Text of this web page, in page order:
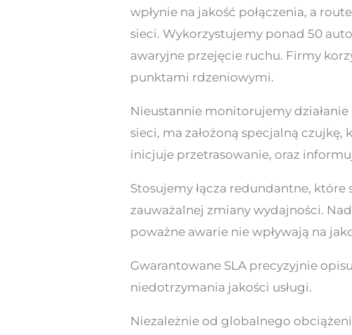
wpłynie na jakość połączenia, a
sieci. Wykorzystujemy ponad 50
awaryjne przejęcie ruchu. Firmy
punktami rdzeniowymi.
Nieustannie monitorujemy
sieci, ma założoną specjalną
inicjuje przetrasowanie, oraz
Stosujemy łącza redundantne,
zauważalnej zmiany wydajności.
poważne awarie nie wpływają na
Gwarantowane SLA precyzyjnie
niedotrzymania jakości usługi.
Niezależnie od globalnego